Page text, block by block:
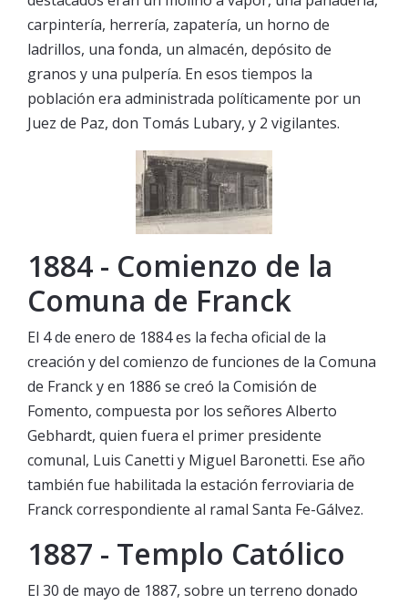
carpintería, herrería, zapatería, un horno de
ladrillos, una fonda, un almacén, depósito de
granos y una pulpería. En esos tiempos la
población era administrada políticamente por un
Juez de Paz, don Tomás Lubary, y 2 vigilantes.
1884 - Comienzo de la
Comuna de Franck
El 4 de enero de 1884 es la fecha oficial de la
creación y del comienzo de funciones de la Comuna
de Franck y en 1886 se creó la Comisión de
Fomento, compuesta por los señores Alberto
Gebhardt, quien fuera el primer presidente
comunal, Luis Canetti y Miguel Baronetti. Ese año
también fue habilitada la estación ferroviaria de
Franck correspondiente al ramal Santa Fe-Gálvez.
1887 - Templo Católico
El 30 de mayo de 1887, sobre un terreno donado